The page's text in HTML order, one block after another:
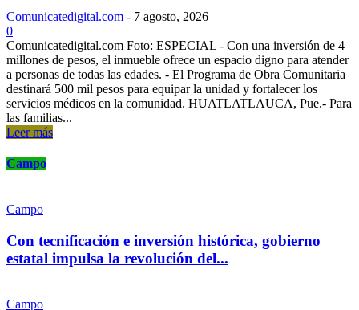
Comunicatedigital.com - 7 agosto, 2026
0
Comunicatedigital.com Foto: ESPECIAL - Con una inversión de 4
millones de pesos, el inmueble ofrece un espacio digno para atender
a personas de todas las edades. - El Programa de Obra Comunitaria
destinará 500 mil pesos para equipar la unidad y fortalecer los
servicios médicos en la comunidad. HUATLATLAUCA, Pue.- Para
las familias...
Leer más
Campo
Campo
Con tecnificación e inversión histórica, gobierno
estatal impulsa la revolución del...
Campo